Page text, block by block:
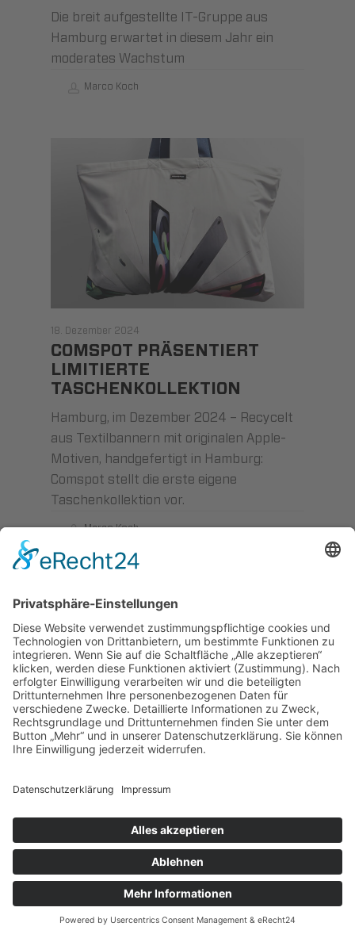
Die breit aufgestellte IT-Gruppe aus
Hamburg erwartet in diesem Jahr ein
moderates Wachstum
Marco Koch
18. Dezember 2024
COMSPOT PRÄSENTIERT
LIMITIERTE
TASCHENKOLLEKTION
Hamburg, im Dezember 2024 – Recycelt
aus Textilbannern mit originalen Apple-
Motiven, handgefertigt in Hamburg:
Comspot stellt die erste eigene
Taschenkollektion vor.
Marco Koch
BYTECLUB IST LOGITECH
Die IT-Unternehmensgruppe aus
Hamburg erhält den höchsten
Partnerstatus
Marco Koch